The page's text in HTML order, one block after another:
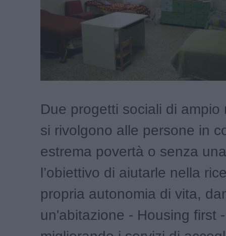
Due progetti sociali di ampio
si rivolgono alle persone in
estrema povertà o senza
l’obiettivo di aiutarle nella
propria autonomia di vita,
un'abitazione - Housing first